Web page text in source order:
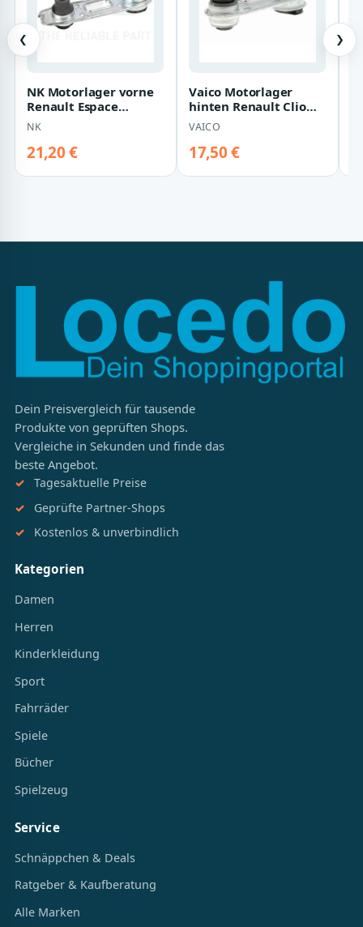
❮
NK Motorlager vorne
Renault Espace
Laguna Vel 59739032
NK
21,20 €
Vaico Motorlager
hinten Renault Clio
Espace Laguna Vel
VAICO
17,50 €
❯
Dein Preisvergleich für tausende
Produkte von geprüften Shops.
Vergleiche in Sekunden und finde das
beste Angebot.
Tagesaktuelle Preise
Geprüfte Partner-Shops
Kostenlos & unverbindlich
Kategorien
Damen
Herren
Kinderkleidung
Sport
Fahrräder
Spiele
Bücher
Spielzeug
Service
Schnäppchen & Deals
Ratgeber & Kaufberatung
Alle Marken